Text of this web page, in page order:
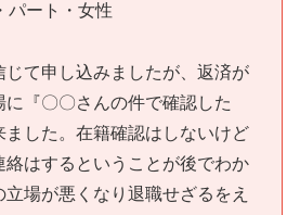
パート・女性
じて申し込みましたが、返済が
『〇〇さんの件で確認した
ました。在籍確認はしないけど
絡はするということが後でわか
場が悪くなり退職せざるをえ